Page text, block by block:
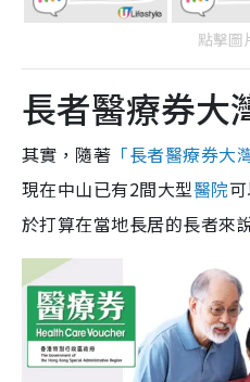
點擊圖
長者醫療券大
其實，隨著 「長者醫療券大
現在中山已有2間大型醫院
於打算在當地長居的長者來